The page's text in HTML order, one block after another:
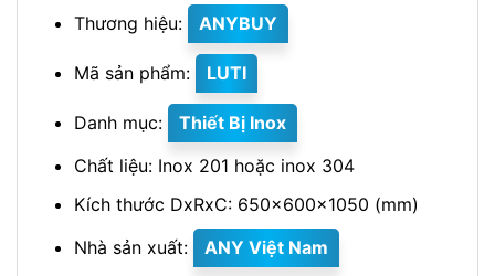
Thương hiệu: ANYBUY
Mã sản phẩm: LUTI
Danh mục:
Thiết Bị Inox
Chất liệu: Inox 201 hoặc inox 304
Kích thước DxRxC: 650x600x1050 (mm)
Nhà sản xuất:
ANY Việt Nam